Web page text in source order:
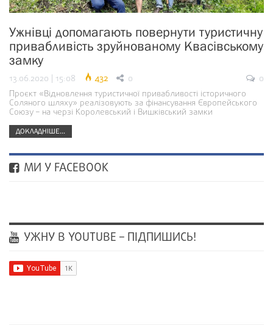
Ужнівці допомагають повернути туристичну
привабливість зруйнованому Квасівському
замку
13.06.2020 | 15:08 432 0
0
Проєкт «Відновлення туристичної привабливості історичного
Соляного шляху» реалізовують за фінансування Європейського
Союзу – на черзі Королевський і Вишківський замки
ДОКЛАДНІШЕ...
МИ У FACEBOOK
УЖНУ В YOUTUBE – ПІДПИШИСЬ!